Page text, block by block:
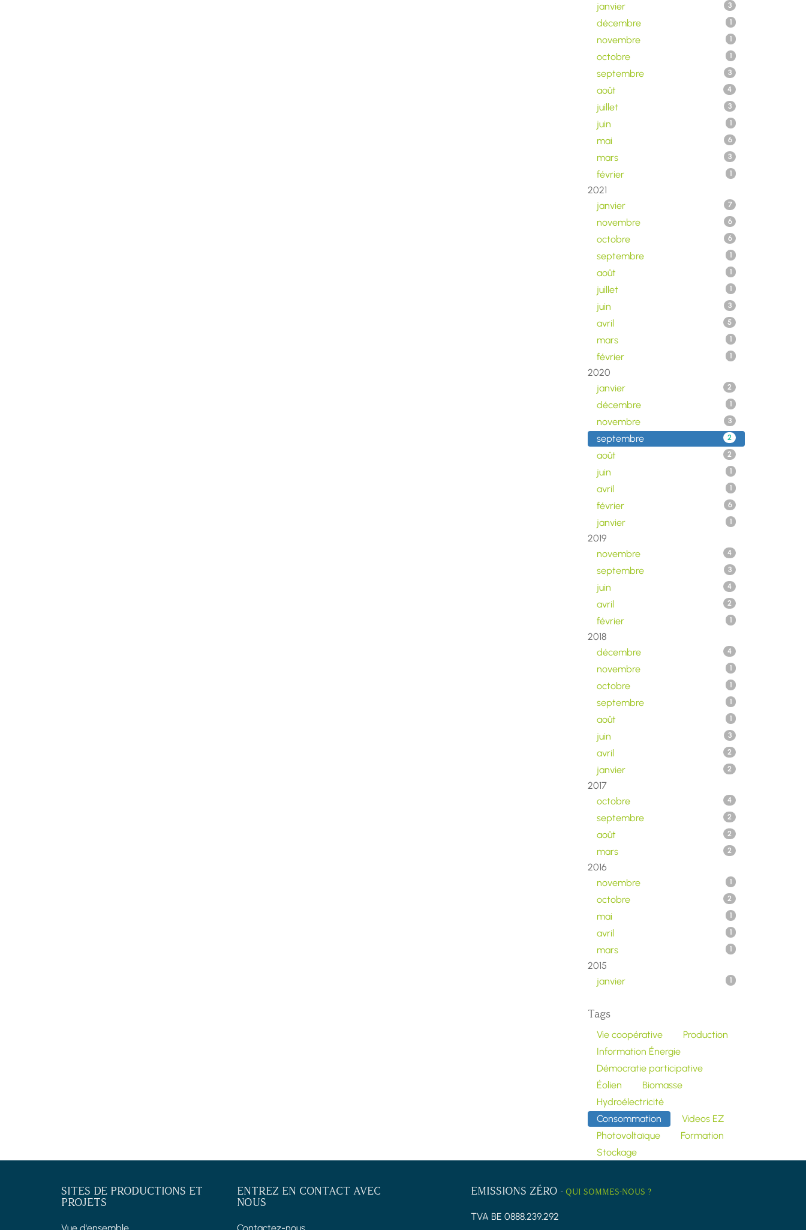
janvier
3
décembre 1
novembre 1
octobre 1
septembre 3
août 4
juillet 3
juin 1
mai 6
mars 3
février 1
2021
janvier
7
novembre 6
octobre 6
septembre 1
août 1
juillet 1
juin 3
avril 5
mars 1
février 1
2020
janvier
2
décembre 1
novembre 3
septembre 2
août 2
juin 1
avril 1
février 6
janvier 1
2019
novembre
4
septembre 3
juin 4
avril 2
février 1
2018
décembre
4
novembre 1
octobre 1
septembre 1
août 1
juin 3
avril 2
janvier 2
2017
octobre
4
septembre 2
août 2
mars 2
2016
novembre
1
octobre 2
mai 1
avril 1
mars 1
2015
janvier
1
Tags
Vie coopérative
Production
Information Énergie
Démocratie participative
Éolien
Biomasse
Hydroélectricité
Consommation
Videos EZ
Photovoltaïque
Formation
Stockage
SITES DE PRODUCTIONS ET
PROJETS
ENTREZ EN CONTACT AVEC
NOUS
EMISSIONS ZÉRO - QUI SOMMES-NOUS ?
TVA BE 0888.239.292